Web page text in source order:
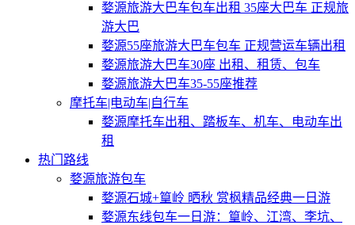
婺源旅游大巴车包车出租 35座大巴车 正规旅
游大巴
婺源55座旅游大巴车包车 正规营运车辆出租
婺源旅游大巴车30座 出租、租赁、包车
婺源旅游大巴车35-55座推荐
摩托车|电动车|自行车
婺源摩托车出租、踏板车、机车、电动车出
租
热门路线
婺源旅游包车
婺源石城+篁岭 晒秋 赏枫精品经典一日游
婺源东线包车一日游：篁岭、江湾、李坑、